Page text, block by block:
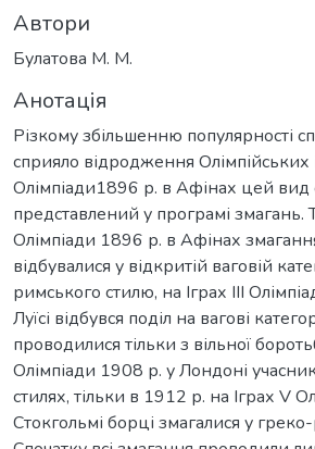
Автори
Булатова М. М.
Анотація
Різкому збільшенню популярності
сприяло відродження Олімпійських
Олімпіади1896 р. в Афінах цей вид
представлений у програмі змагань.
Олімпіади 1896 р. в Афінах
відбувалися у відкритій ваговій
римського стилю, на Іграх ІІІ
Луїсі відбувся поділ на вагові
проводилися тільки з вільної
Олімпіади 1908 р. у Лондоні
стилях, тільки в 1912 р. на Іграх V
Стокгольмі борці змагалися у